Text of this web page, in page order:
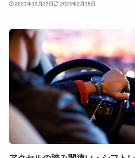
2021年12月22日 2023年2月18日